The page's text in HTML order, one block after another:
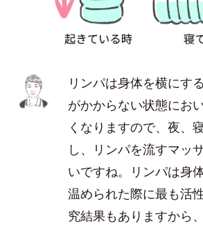
リンパは身体を横にす
がかからない状態にお
くなりますので、夜、
し、リンパを流すマッ
いですね。リンパは身
温められた際に最も活
究結果もありますから